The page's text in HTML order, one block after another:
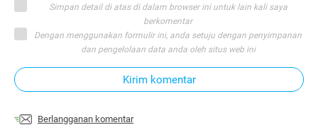
Simpan detail di atas di dalam browser ini untuk lain kali saya
berkomentar
Dengan menggunakan formulir ini, anda setuju dengan penyimpanan
dan pengelolaan data anda oleh situs web ini
Kirim komentar
Berlangganan komentar